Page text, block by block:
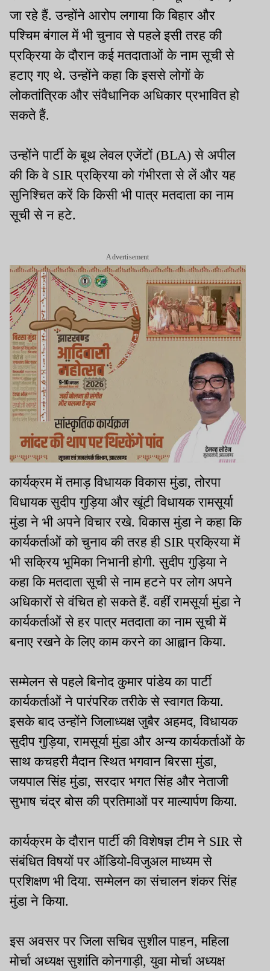
जा रहे हैं. उन्होंने आरोप लगाया कि बिहार और
पश्चिम बंगाल में भी चुनाव से पहले इसी तरह की
प्रक्रिया के दौरान कई मतदाताओं के नाम सूची से
हटाए गए थे. उन्होंने कहा कि इससे लोगों के
लोकतांत्रिक और संवैधानिक अधिकार प्रभावित हो
सकते हैं.
उन्होंने पार्टी के बूथ लेवल एजेंटों (BLA) से अपील
की कि वे SIR प्रक्रिया को गंभीरता से लें और यह
सुनिश्चित करें कि किसी भी पात्र मतदाता का नाम
सूची से न हटे.
Advertisement
कार्यक्रम में तमाड़ विधायक विकास मुंडा, तोरपा
विधायक सुदीप गुड़िया और खूंटी विधायक रामसूर्या
मुंडा ने भी अपने विचार रखे. विकास मुंडा ने कहा कि
कार्यकर्ताओं को चुनाव की तरह ही SIR प्रक्रिया में
भी सक्रिय भूमिका निभानी होगी. सुदीप गुड़िया ने
कहा कि मतदाता सूची से नाम हटने पर लोग अपने
अधिकारों से वंचित हो सकते हैं. वहीं रामसूर्या मुंडा ने
कार्यकर्ताओं से हर पात्र मतदाता का नाम सूची में
बनाए रखने के लिए काम करने का आह्वान किया.
सम्मेलन से पहले बिनोद कुमार पांडेय का पार्टी
कार्यकर्ताओं ने पारंपरिक तरीके से स्वागत किया.
इसके बाद उन्होंने जिलाध्यक्ष जुबैर अहमद, विधायक
सुदीप गुड़िया, रामसूर्या मुंडा और अन्य कार्यकर्ताओं के
साथ कचहरी मैदान स्थित भगवान बिरसा मुंडा,
जयपाल सिंह मुंडा, सरदार भगत सिंह और नेताजी
सुभाष चंद्र बोस की प्रतिमाओं पर माल्यार्पण किया.
कार्यक्रम के दौरान पार्टी की विशेषज्ञ टीम ने SIR से
संबंधित विषयों पर ऑडियो-विजुअल माध्यम से
प्रशिक्षण भी दिया. सम्मेलन का संचालन शंकर सिंह
मुंडा ने किया.
इस अवसर पर जिला सचिव सुशील पाहन, महिला
मोर्चा अध्यक्ष सुशांति कोनगाड़ी, युवा मोर्चा अध्यक्ष